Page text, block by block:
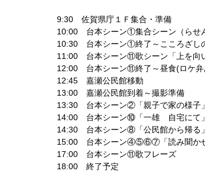
9:30 佐賀県庁１Ｆ集合・準備
10:00 台本シーン①集合シーン（らせ
10:30 台本シーン①終了～こころざし
11:00 台本シーン⑪歌シーン「上を向
12:00 台本シーン⑪終了～昼食(ロケ弁
12:45 嘉瀬公民館移動
13:00 嘉瀬公民館到着～撮影準備
13:30 台本シーン②「親子で家の様子」
14:00 台本シーン⑩「一雄 自宅にて
14:30 台本シーン⑧「公民館から帰る」
15:00 台本シーン④⑤⑥⑦「読み聞か
17:00 台本シーン⑪歌フレーズ
18:00 終了予定